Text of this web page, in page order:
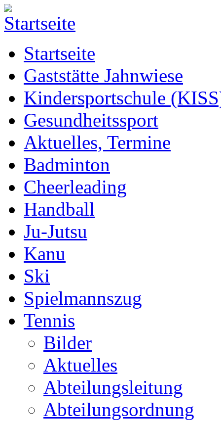
Startseite
Gaststätte Jahnwiese
Kindersportschule
Gesundheitssport
Aktuelles, Termine
Badminton
Cheerleading
Handball
Ju-Jutsu
Kanu
Ski
Spielmannszug
Tennis
Bilder
Aktuelles
Abteilungsleitung
Abteilungsordnung